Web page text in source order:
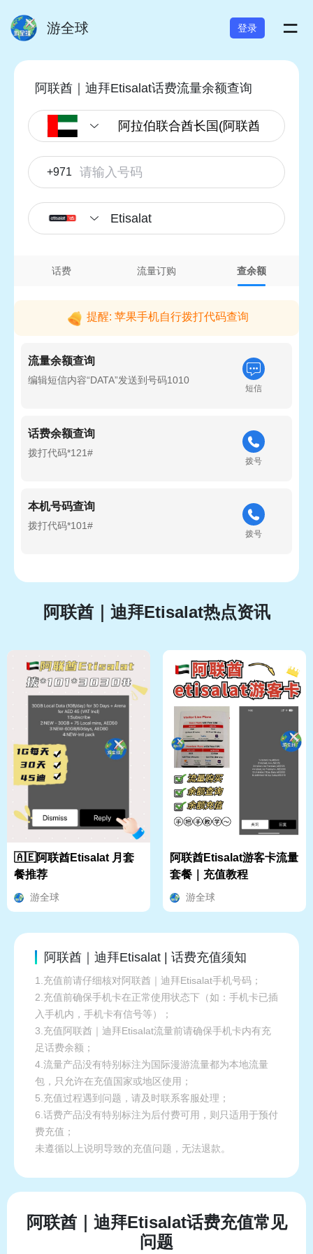
游全球 登录 =
阿联酋｜迪拜Etisalat话费流量余额查询
+971
Etisalat
话费 流量订购 查余额
提醒: 苹果手机自行拨打代码查询
流量余额查询
编辑短信内容“DATA”发送到号码1010
短信
话费余额查询
拨打代码*121#
拨号
本机号码查询
拨打代码*101#
拨号
阿联酋｜迪拜Etisalat热点资讯
🇦🇪阿联酋Etisalat 月套
餐推荐
游全球
阿联酋Etisalat游客卡流量
套餐｜充值教程
游全球
阿联酋｜迪拜Etisalat | 话费充值须知
1.充值前请仔细核对阿联酋｜迪拜Etisalat手机号码；
2.充值前确保手机卡在正常使用状态下（如：手机卡已插
入手机内，手机卡有信号等）；
3.充值阿联酋｜迪拜Etisalat流量前请确保手机卡内有充
足话费余额；
4.流量产品没有特别标注为国际漫游流量都为本地流量
包，只允许在充值国家或地区使用；
5.充值过程遇到问题，请及时联系客服处理；
6.话费产品没有特别标注为后付费可用，则只适用于预付
费充值；
未遵循以上说明导致的充值问题，无法退款。
阿联酋｜迪拜Etisalat话费充值常见
问题